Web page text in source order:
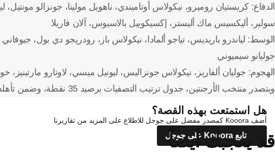
الدفاع: كريستيان روميرو، نيكولاس أوتاميندي، ناهويل مولينا، جونزالو مونتيل،
سولير، أليكسيس ماك أليستر، إكسيكوييل بالاسيوس، آلان فاريلا
الوسط: لياندرو باريديس، تياجو ألمادا، نيكولاس باز، رودريجو دي بول،
جوليانو سيميوني
الهجوم: جوليان ألفاريز، نيكولاس جونزاليس، ليونيل ميسي، لاوتارو مارتينيز،
ويتصدر منتخب الأرجنتين، جدول ترتيب التصفيات برصيد 35 نقطة، وضمن تأهله بشكل رسمي إلى كأس العالم 2026.
هل استمتعت بهذه القصة؟
أضف Kooora كمصدر مفضل على جوجل للاطلاع على المزيد من تقاريرنا
تابع Kooora على جوجل
قد يعجبك أيضاً